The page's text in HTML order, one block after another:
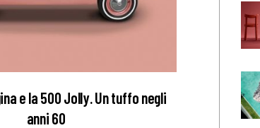
e la 500 Jolly. Un tuffo negli
anni 60